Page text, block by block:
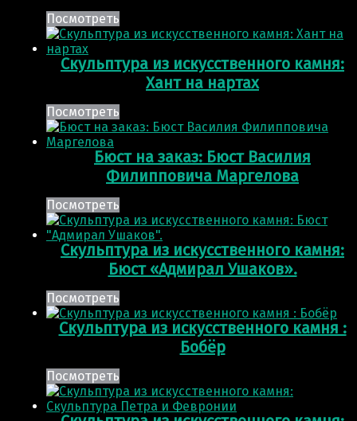
Посмотреть
Скульптура из искусственного камня:
Хант на нартах
Посмотреть
Бюст на заказ: Бюст Василия
Филипповича Маргелова
Посмотреть
Скульптура из искусственного камня:
Бюст «Адмирал Ушаков».
Посмотреть
Скульптура из искусственного камня :
Бобёр
Посмотреть